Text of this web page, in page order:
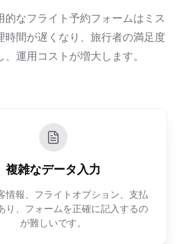
的なフライト予約フォームはミス
時間が遅くなり、旅行者の満足度
、運用コストが増大します。
複雑なデータ入力
情報、フライトオプション、支払
り、フォームを正確に記入するの
が難しいです。